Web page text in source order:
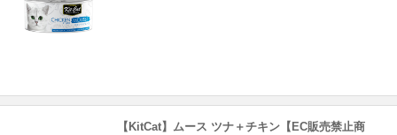
【KitCat】ムース ツナ＋チキン【EC販売禁止商